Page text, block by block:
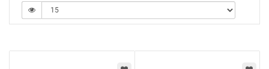
товаров0